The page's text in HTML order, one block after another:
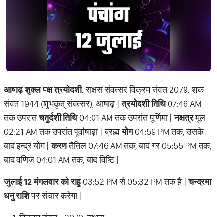
आषाढ़ शुक्ल पक्ष त्रयोदशी, राक्षस संवत्सर विक्रम संवत 2079, शक
संवत 1944 (शुभकृत् संवत्सर), आषाढ़ |त्रयोदशी तिथि07:46 AM
तक उपरांतचतुर्दशी तिथि04:01 AM तक उपरांत पूर्णिमा |नक्षत्रमूल
02:21 AM तक उपरांत पूर्वाषाढ़ा | ब्रह्मयोग04:59 PM तक, उसके
बाद इन्द्र योग |करणतैतिल 07:46 AM तक, बाद गर 05:55 PM तक,
बाद वणिज 04:01 AM तक, बाद विष्टि |
जुलाई 12 मंगलवार को राहु03:52 PM से 05:32 PM तक है |चन्द्रमा
धनु राशिपर संचार करेगा |